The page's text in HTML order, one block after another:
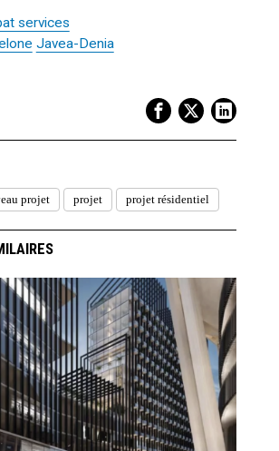
services
Javea-Denia
projet projet projet résidentiel